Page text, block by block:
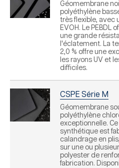
Géomembrane
polyéthylène
très flexible, avec
EVOH. Le PEBDL
une grande
l'éclatement. La
2,0 % offre une
les rayons UV et
difficiles.
CSPE Série M
Géomembrane
polyéthylène
exceptionnelle.
synthétique est
calandrage en
sur une ou
polyester de
fabrication.